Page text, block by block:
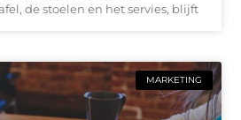
de stoelen en het servies, blijft
MARKETING